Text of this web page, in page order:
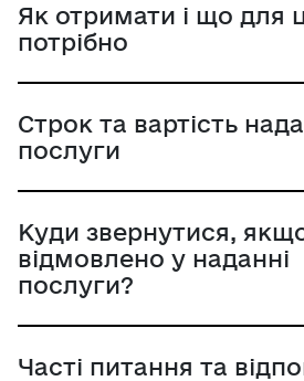
Як отримати і що для
потрібно
Строк та вартість
послуги
Куди звернутися,
відмовлено у наданні
послуги?
Часті питання та